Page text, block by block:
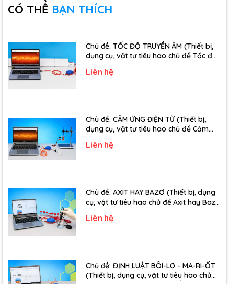
CÓ THỂ BẠN THÍCH
Chủ đề: TỐC ĐỘ TRUYỀN ÂM (Thiết bị,
dụng cụ, vật tư tiêu hao chủ đề Tốc độ
Liên hệ
Chủ đề: CẢM ỨNG ĐIỆN TỪ (Thiết bị,
dụng cụ, vật tư tiêu hao chủ đề Cảm
Liên hệ
Chủ đề: AXIT HAY BAZƠ (Thiết bị, dụng
cụ, vật tư tiêu hao chủ đề Axit hay Bazơ
Liên hệ
Chủ đề: ĐỊNH LUẬT BÔI-LƠ - MA-RI-ỐT
(Thiết bị, dụng cụ, vật tư tiêu hao chủ